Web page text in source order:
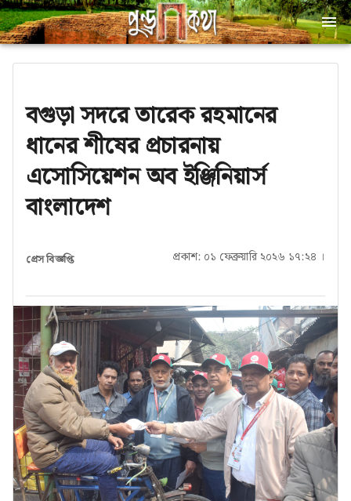
বগুড়া সদরে তারেক রহমানের
ধানের শীষের প্রচারনায়
এসোসিয়েশন অব ইঞ্জিনিয়ার্স
বাংলাদেশ
প্রেস বিজ্ঞপ্তি প্রকাশ: ০১ ফেব্রুয়ারি ২০২৬ ১৭:২৪ ।